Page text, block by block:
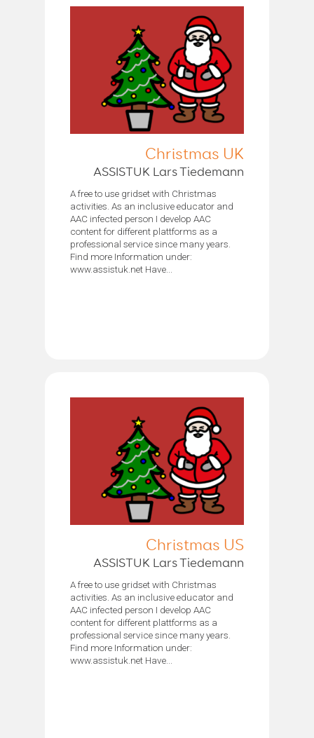
Christmas UK
ASSISTUK Lars Tiedemann
A free to use gridset with Christmas
activities. As an inclusive educator and
AAC infected person I develop AAC
content for different plattforms as a
professional service since many years.
Find more Information under:
www.assistuk.net Have...
Christmas US
ASSISTUK Lars Tiedemann
A free to use gridset with Christmas
activities. As an inclusive educator and
AAC infected person I develop AAC
content for different plattforms as a
professional service since many years.
Find more Information under:
www.assistuk.net Have...